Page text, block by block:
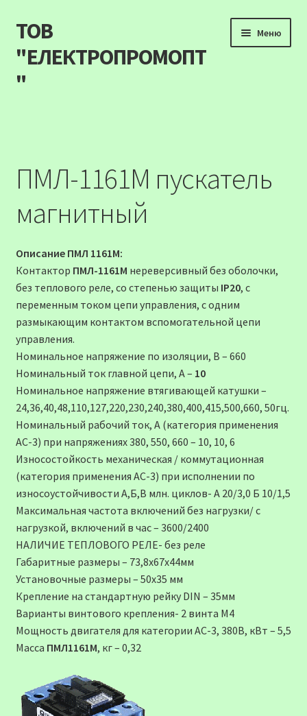
Перейти
до
навігації
Перейти
до
вмісту
ТОВ
"ЕЛЕКТРОПРОМОПТ
"
Меню
Прайс
Контакти
Про компанію
Карта сайту
ПМЛ-1161М пускатель
магнитный
Описание ПМЛ 1161М:
Контактор ПМЛ-1161М нереверсивный без оболочки,
без теплового реле, со степенью защиты IP20, c
переменным током цепи управления, с одним
размыкающим контактом вспомогательной цепи
управления.
Номинальное напряжение по изоляции, В – 660
Номинальный ток главной цепи, А – 10
Номинальное напряжение втягивающей катушки –
24,36,40,48,110,127,220,230,240,380,400,415,500,660, 50гц.
Номинальный рабочий ток, А (категория применения
АС-3) при напряжениях 380, 550, 660 – 10, 10, 6
Износостойкость механическая / коммутационная
(категория применения АС-3) при исполнении по
износоустойчивости А,Б,В млн. циклов- А 20/3,0 Б 10/1,5
Максимальная частота включений без нагрузки/ с
нагрузкой, включений в час – 3600/2400
НАЛИЧИЕ ТЕПЛОВОГО РЕЛЕ- без реле
Габаритные размеры – 73,8х67х44мм
Установочные размеры – 50х35 мм
Крепление на стандартную рейку DIN – 35мм
Варианты винтового крепления- 2 винта М4
Мощность двигателя для категории АС-3, 380В, кВт – 5,5
Масса ПМЛ1161М, кг – 0,32